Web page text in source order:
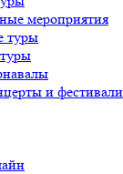
мероприятия
туры
и фестивали